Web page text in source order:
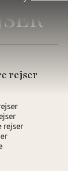
rejser
rejser